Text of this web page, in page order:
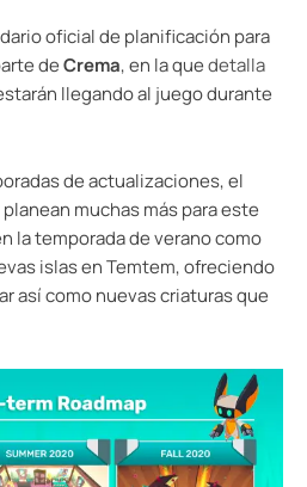
oficial de planificación para
deCrema, en la quedetalla
llegando al juego durante
de actualizaciones, el
muchas más para este
la temporada de verano como
islas en Temtem, ofreciendo
así como nuevas criaturas que